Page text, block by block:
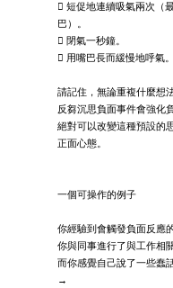
 短促地連續吸氣兩次（
巴）。
 閉氣一秒鐘。
 用嘴巴長而緩慢地呼氣。
請記住，無論重複什麼想
反芻沉思負面事件會強化
絕對可以改變這種預設的
正面心態。
一個可操作的例子
你經驗到會觸發負面反應
你與同事進行了與工作相
而你感覺自己說了一些蠢話
→